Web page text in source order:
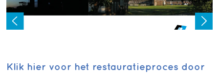
Klik hier voor het restauratieproces door